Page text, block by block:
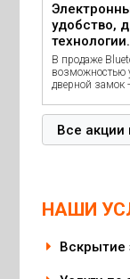
удобство,
технологии.
В продаже
возможностью
дверной замок
Все акции
НАШИ
Вскрытие